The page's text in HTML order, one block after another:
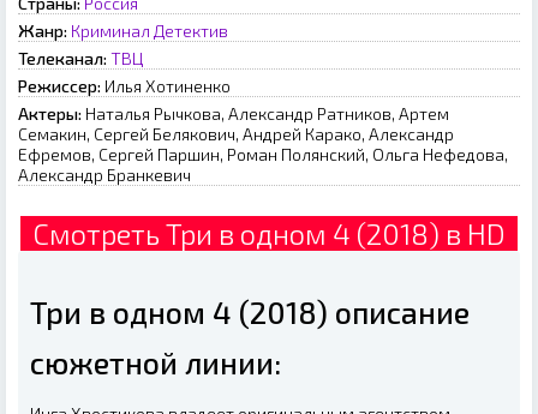
Жанр: Криминал Детектив
Телеканал: ТВЦ
Режиссер: Илья Хотиненко
Актеры: Наталья Рычкова, Александр Ратников, Артем
Семакин, Сергей Белякович, Андрей Карако, Александр
Ефремов, Сергей Паршин, Роман Полянский, Ольга Нефедова,
Александр Бранкевич
Смотреть Три в одном 4 (2018) в HD
Три в одном 4 (2018) описание
сюжетной линии: